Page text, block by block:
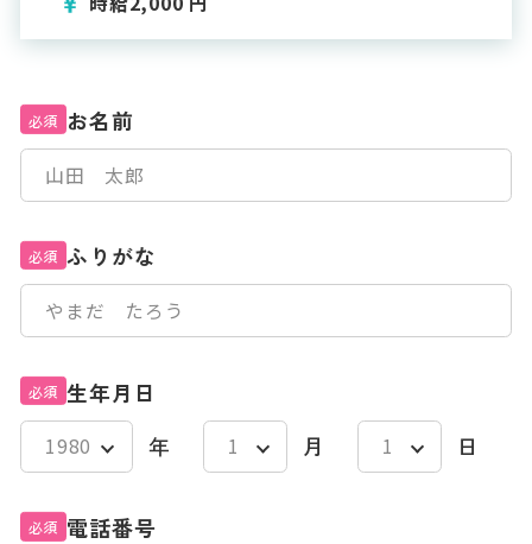
必須 お名前
必須 ふりがな
必須 生年月日
年
月 日
必須 電話番号